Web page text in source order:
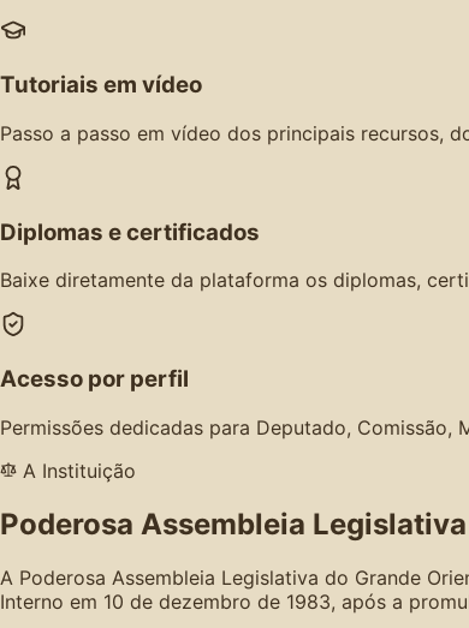
Tutoriais em vídeo
Passo a passo em vídeo dos principais recursos,
Diplomas e certificados
Baixe diretamente da plataforma os diplomas,
Acesso por perfil
Permissões dedicadas para Deputado,
A Instituição
Poderosa Assembleia Legislativa
A Poderosa Assembleia Legislativa do Grande
Interno em 10 de dezembro de 1983, após a